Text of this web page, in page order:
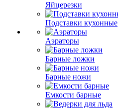
Яйцерезки
Подставки кухонные
Аэраторы
Барные ложки
Барные ножи
Емкости барные